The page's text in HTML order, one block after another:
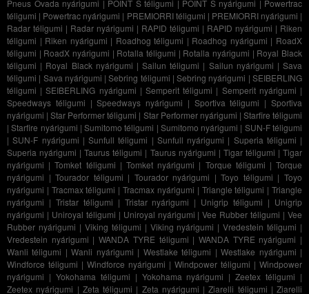
Pneus Ovada nyárigumi | POINT S téligumi | POINT S nyárigumi | Powertrac
téligumi | Powertrac nyárigumi | PREMIORRI téligumi | PREMIORRI nyárigumi |
Radar téligumi | Radar nyárigumi | RAPID téligumi | RAPID nyárigumi | Riken
téligumi | Riken nyárigumi | Roadhog téligumi | Roadhog nyárigumi | RoadX
téligumi | RoadX nyárigumi | Rotalla téligumi | Rotalla nyárigumi | Royal Black
téligumi | Royal Black nyárigumi |Sailun téligumi | Sailun nyárigumi |Sava
téligumi | Sava nyárigumi |Sebring téligumi |Sebring nyárigumi |SEIBERLING
téligumi |SEIBERLING nyárigumi |Semperit téligumi | Semperit nyárigumi |
Speedways téligumi |Speedways nyárigumi | Sportiva téligumi |Sportiva
nyárigumi |Star Performer téligumi | Star Performer nyárigumi | Starfire téligumi
|Starfire nyárigumi |Sumitomo téligumi | Sumitomo nyárigumi | SUN-F téligumi
|SUN-F nyárigumi | Sunfull téligumi | Sunfull nyárigumi | Superia téligumi |
Superia nyárigumi |Taurus téligumi | Taurus nyárigumi | Tigar téligumi |Tigar
nyárigumi |Tomket téligumi | Tomket nyárigumi | Torque téligumi |Torque
nyárigumi |Tourador téligumi | Tourador nyárigumi |Toyo téligumi |Toyo
nyárigumi | Tracmax téligumi |Tracmax nyárigumi | Triangle téligumi |Triangle
nyárigumi | Tristar téligumi | Tristar nyárigumi | Unigrip téligumi | Unigrip
nyárigumi | Uniroyal téligumi | Uniroyal nyárigumi |Vee Rubber téligumi |Vee
Rubber nyárigumi | Viking téligumi | Viking nyárigumi |Vredestein téligumi |
Vredestein nyárigumi |WANDA TYRE téligumi | WANDA TYRE nyárigumi |
Wanli téligumi |Wanli nyárigumi | Westlake téligumi |Westlake nyárigumi |
Windforce téligumi | Windforce nyárigumi | Windpower téligumi | Windpower
nyárigumi | Yokohama téligumi | Yokohama nyárigumi |Zeetex téligumi |
Zeetex nyárigumi | Zeta téligumi | Zeta nyárigumi |Ziarelli téligumi | Ziarelli